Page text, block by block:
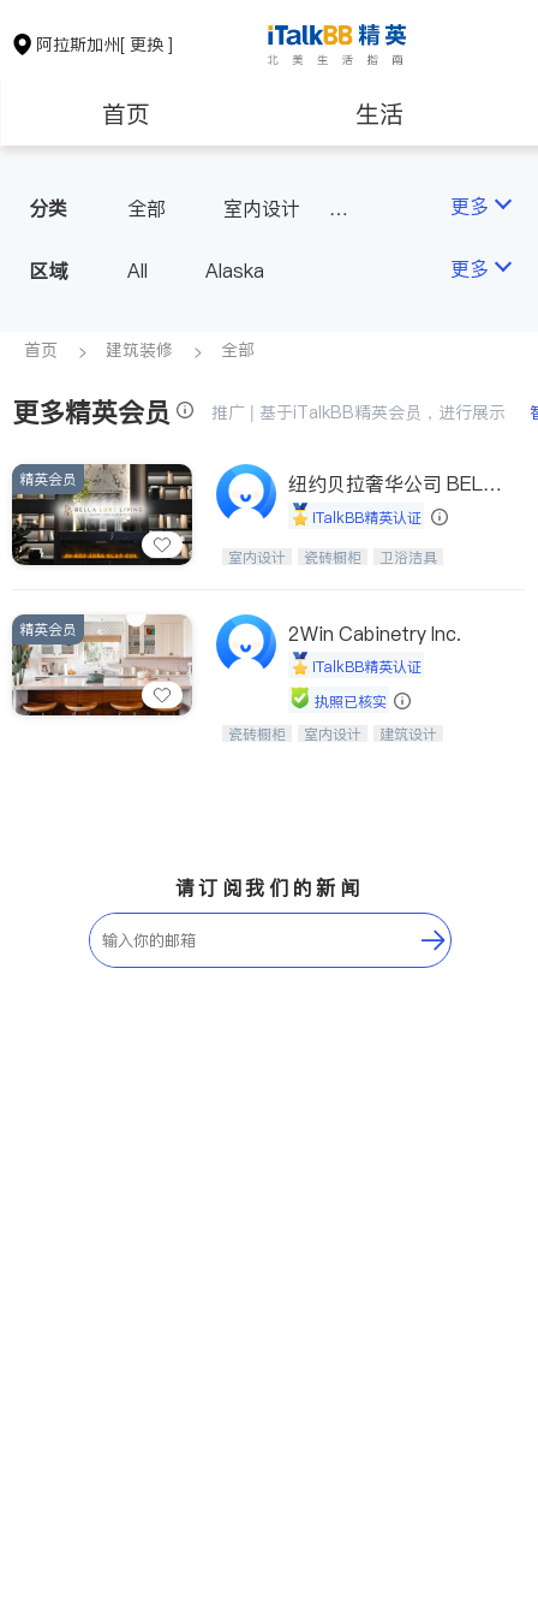
阿拉斯加州[ 更换 ]
首页 生活
保险理财
建筑装修
养老 非盈利组织
分类 全部
室内设计
更多
区域 All Alaska 更多
首页 建筑装修 全部
更多精英会员 推广 | 基于iTalkBB精英会员，进行展示
精英会员
纽约贝拉奢华公司 BELL
A LUXE
iTalkBB精英认证
设计、制造、安装一体化，打造高端定
室内设计 瓷砖橱柜
卫浴洁具
精英会员 2Win Cabinetry Inc.
iTalkBB精英认证
执照已核实
中华橱柜石材公司以实惠的价格提供实
瓷砖橱柜 室内设计
建筑设计
请订阅我们的新闻